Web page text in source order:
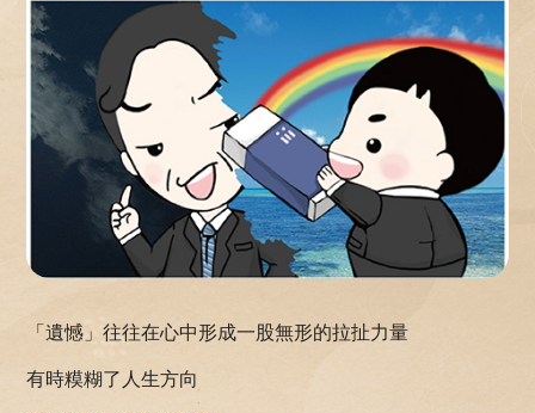
「遺憾」往往在心中形成一股無形的拉扯力量
有時糢糊了人生方向